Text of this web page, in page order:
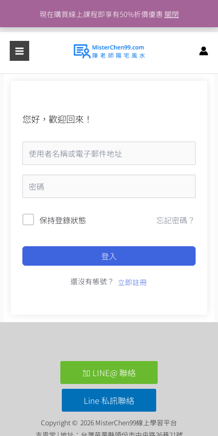
現在購買線上課程即享有50%折價優惠 關閉
主
容
您好，歡迎回來！
保持登錄狀態 忘記密碼？
登入
還沒有帳號？ 立即註冊
加 LINE@ 聯絡
Line 私訊聯絡
Copyright © 2026 MisterChen99線上學習平台